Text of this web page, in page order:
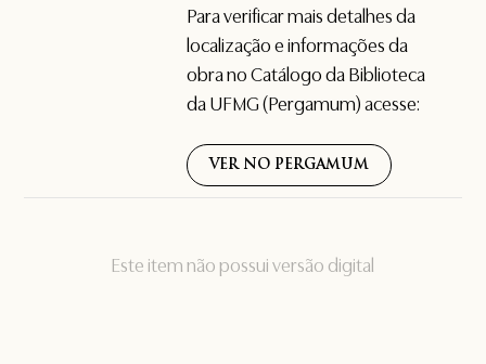
Este item não possui versão digital
Para verificar mais detalhes da
localização e informações da
obra no Catálogo da Biblioteca
da UFMG (Pergamum) acesse:
VER NO PERGAMUM